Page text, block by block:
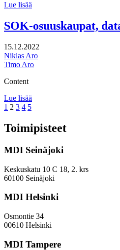
Lue lisää
Esitysmateriaalia
Turun
kansallisesta
merkityksestä
SOK-osuuskaupat,
15.12.2022
Niklas Aro
Timo Aro
Content
Lue lisää
ja
aluekohtaiset
Page
1 Page
2 Page
3 Page
4 Page
5
Toimipisteet
MDI Seinäjoki
Keskuskatu 10 C 18, 2. krs
60100 Seinäjoki
MDI Helsinki
Osmontie 34
00610 Helsinki
MDI Tampere